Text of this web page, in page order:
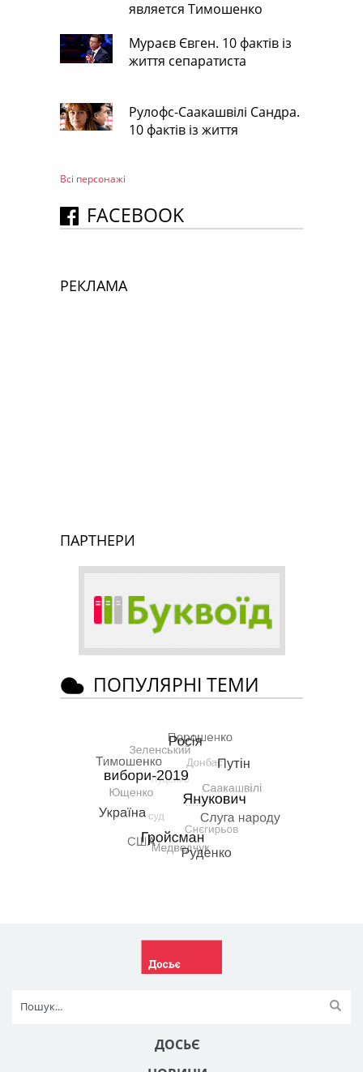
является Тимошенко
Мураєв Євген. 10 фактів із
життя сепаратиста
Рулофс-Саакашвілі Сандра.
10 фактів із життя
Всі персонажi
FACEBOOK
РЕКЛАМА
ПАРТНЕРИ
ПОПУЛЯРНІ ТЕМИ
ДОСЬЄ